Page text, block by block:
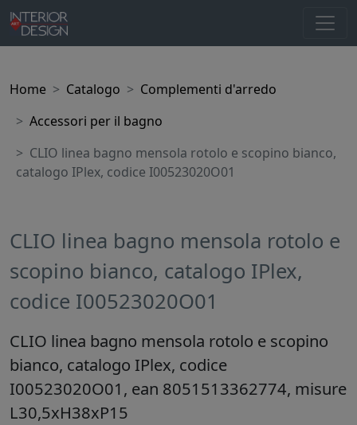
Home Catalogo
Complementi d'arredo
Accessori per il bagno
CLIO linea bagno mensola rotolo e scopino bianco,
catalogo IPlex, codice I00523020O01
CLIO linea bagno mensola rotolo e
scopino bianco, catalogo IPlex,
codice I00523020O01
CLIO linea bagno mensola rotolo e scopino
bianco, catalogo IPlex, codice
I00523020O01, ean 8051513362774, misure
L30,5xH38xP15